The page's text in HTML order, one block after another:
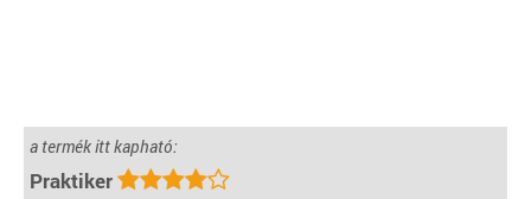
a termék itt kapható:
Praktiker